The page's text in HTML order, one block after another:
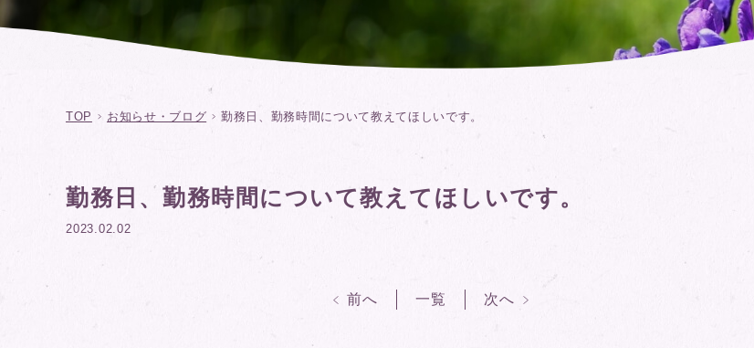
TOP お知らせ・ブログ 勤務日、勤務時間について教えてほしいです。
勤務日、勤務時間について教えてほしいです。
2023.02.02
前へ 一覧 次へ